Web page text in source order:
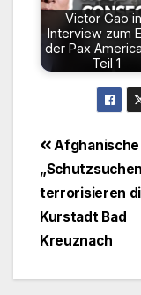
Victor Gao
Interview zum
der Pax
Teil 1
Afghanische
terrorisieren
Kurstadt Bad
Kreuznach